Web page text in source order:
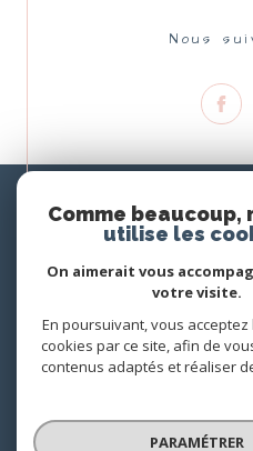
Nous
© 2026 | TOUS DROITS RÉSERVÉS |
PLAN DU SITE
NOS LIENS
Comme beaucoup,
utilise les
On aimerait vous
votre visite.
En poursuivant, vous
cookies par ce site, afin de
contenus adaptés et réaliser
PARAMÉTRER